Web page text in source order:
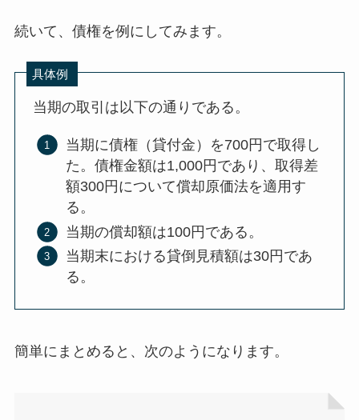
続いて、債権を例にしてみます。
具体例
当期の取引は以下の通りである。
当期に債権（貸付金）を700円で取得し
た。債権金額は1,000円であり、取得差
額300円について償却原価法を適用す
る。
当期の償却額は100円である。
当期末における貸倒見積額は30円であ
る。
簡単にまとめると、次のようになります。